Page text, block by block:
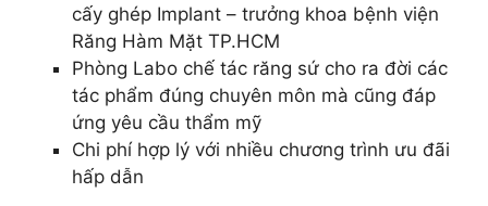
cấy ghép Implant – trưởng khoa bệnh viện
Răng Hàm Mặt TP.HCM
Phòng Labo chế tác răng sứ cho ra đời các
tác phẩm đúng chuyên môn mà cũng đáp
ứng yêu cầu thẩm mỹ
Chi phí hợp lý với nhiều chương trình ưu đãi
hấp dẫn